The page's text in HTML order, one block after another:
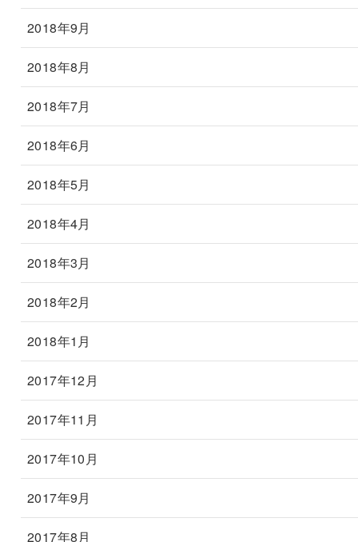
2018年9月
2018年8月
2018年7月
2018年6月
2018年5月
2018年4月
2018年3月
2018年2月
2018年1月
2017年12月
2017年11月
2017年10月
2017年9月
2017年8月